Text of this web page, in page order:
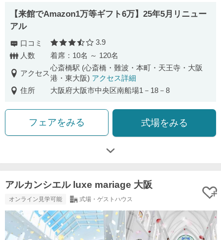
【来館でAmazon1万等ギフト6万】25年5月リニュー
アル
口コミ 口コミ評価
3.9
人数
着席：10名 ～ 120名
アクセス
心斎橋駅 (心斎橋・難波・本町・天王寺・大阪
港・東大阪) アクセス詳細
住所
大阪府大阪市中央区南船場1－18－8
フェアをみる 式場をみる
アルカンシエル luxe mariage 大阪
オンライン見学可能 式場・ゲストハウス